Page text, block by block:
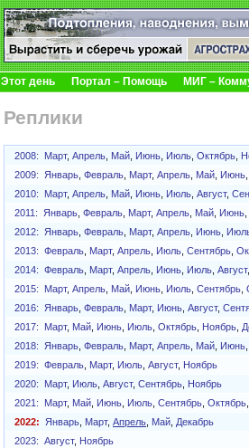
Этот день Портал – Помощь МИГ –
Реплики
2008: Март, Апрель Май Июнь Июль Октябрь
2009:
Январь Февраль Март, Апрель Май Июнь
2010:
Март, Апрель Май Июнь Июль Август,
2011:
Январь Февраль Март, Апрель Май Июнь
2012:
Январь Февраль Март, Апрель Июнь
2013: Февраль Март, Апрель Июль Сентябрь
2014: Февраль Март, Апрель Июнь Июль Август
2015:
Март, Апрель Май Июнь Июль Сентябрь
2016:
Январь Февраль Март, Июнь Август,
2017:
Март, Май Июнь Июль Октябрь Ноябрь
2018:
Январь Февраль Март, Апрель Май Июнь
2019: Февраль Март, Июль Август, Ноябрь
2020:
Март, Июль Август, Сентябрь
Ноябрь
2021:
Март, Май Июнь Июль Сентябрь Октябрь
2022:
Январь Март, Апрель Май Декабрь
2023: Август, Ноябрь